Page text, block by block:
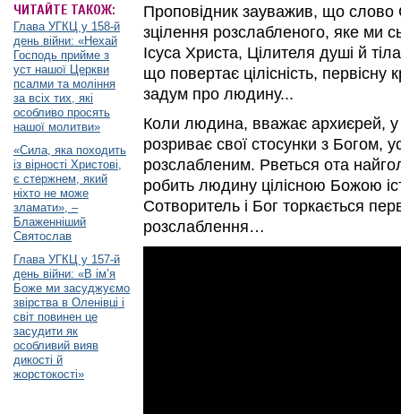
ЧИТАЙТЕ ТАКОЖ:
Глава УГКЦ у 158-й
день війни: «Нехай
Господь прийме з
уст нашої Церкви
псалми та моління
за всіх тих, які
особливо просять
нашої молитви»
«Сила, яка походить
із вірності Христові,
є стержнем, який
ніхто не може
зламати», –
Блаженніший
Святослав
Глава УГКЦ у 157-й
день війни: «В ім’я
Боже ми засуджуємо
звірства в Оленівці і
світ повинен це
засудити як
особливий вияв
дикості й
жорстокості»
Проповідник зауважив, що слово
зцілення розслабленого, яке ми
Ісуса Христа, Цілителя душі й
що повертає цілісність, первісну
задум про людину...
Коли людина, вважає архиєрей, у
розриває свої стосунки з Богом,
розслабленим. Рветься ота
робить людину цілісною Божою
Сотворитель і Бог торкається
розслаблення…